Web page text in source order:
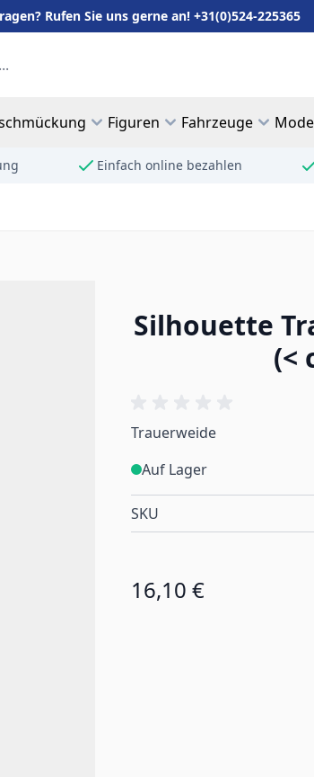
Rufen Sie uns gerne an! +31(0)524-225365
Figuren Fahrzeuge
Einfach online bezahlen
Silhouette
(<
Trauerweide
Auf Lager
SKU
16,10 €